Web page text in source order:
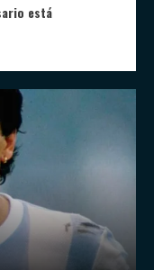
está